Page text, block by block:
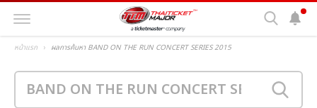
หน้าแรก ผลการค้นหา BAND ON THE RUN CONCERT SERIES 2015